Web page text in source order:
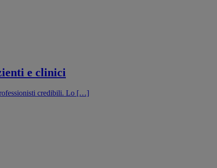
e clinici
credibili. Lo […]